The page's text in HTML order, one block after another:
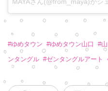
#ゆめタウン #ゆめタウン山口 #
ンタングル #ゼンタングルアート